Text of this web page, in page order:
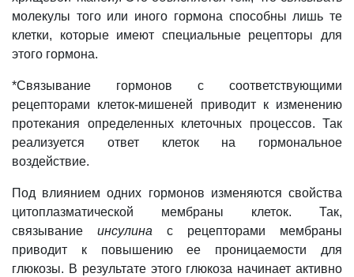
молекулы того или иного гормона способны лишь те
клетки, которые имеют специальные рецепторы для
этого гормона.
*Связывание гормонов с соответствующими
рецепторами клеток-мишеней приводит к изменению
протекания определенных клеточных процессов. Так
реализуется ответ клеток на гормональное
воздействие.
Под влиянием одних гормонов изменяются свойства
цитоплазматической мембраны клеток. Так,
связывание инсулина с рецепторами мембраны
приводит к повышению ее проницаемости для
глюкозы. В результате этого глюкоза начинает активно